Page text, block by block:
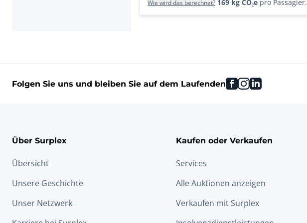
Wie wird das berechnet? 169 kg CO₂e pro Passagier.
Folgen Sie uns und bleiben Sie auf dem Laufenden facebook
instagram
linkedin
Über Surplex
Übersicht
Unsere Geschichte
Unser Netzwerk
Kaufen oder Verkaufen
Services
Alle Auktionen anzeigen
Verkaufen mit Surplex